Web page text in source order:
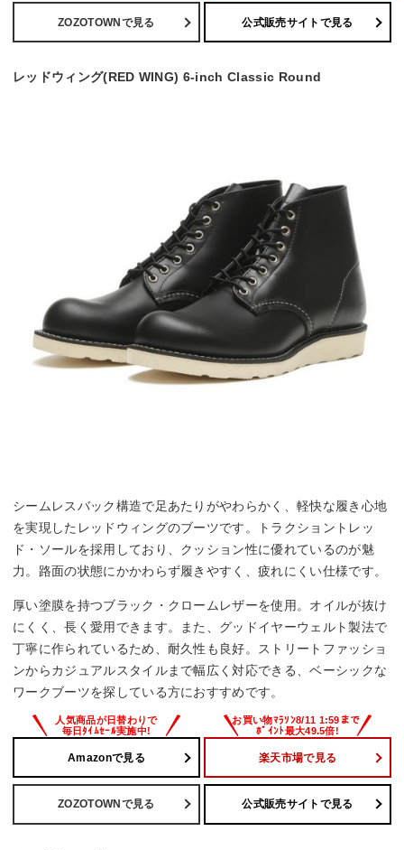
ZOZOTOWNで見る 公式販売サイトで見る
レッドウィング(RED WING) 6-inch Classic Round
シームレスバック構造で足あたりがやわらかく、軽快な履き心地
を実現したレッドウィングのブーツです。トラクショントレッ
ド・ソールを採用しており、クッション性に優れているのが魅
力。路面の状態にかかわらず履きやすく、疲れにくい仕様です。
厚い塗膜を持つブラック・クロームレザーを使用。オイルが抜け
にくく、長く愛用できます。また、グッドイヤーウェルト製法で
丁寧に作られているため、耐久性も良好。ストリートファッショ
ンからカジュアルスタイルまで幅広く対応できる、ベーシックな
ワークブーツを探している方におすすめです。
Amazonで見る 楽天市場で見る
ZOZOTOWNで見る 公式販売サイトで見る